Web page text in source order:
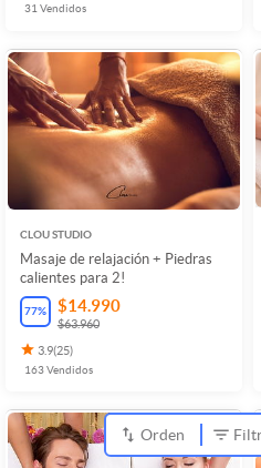
31 Vendidos
CLOU STUDIO
Masaje de relajación + Piedras
calientes para 2!
77% $14.990
$63.960
3.9(25)
163Vendidos
Orden